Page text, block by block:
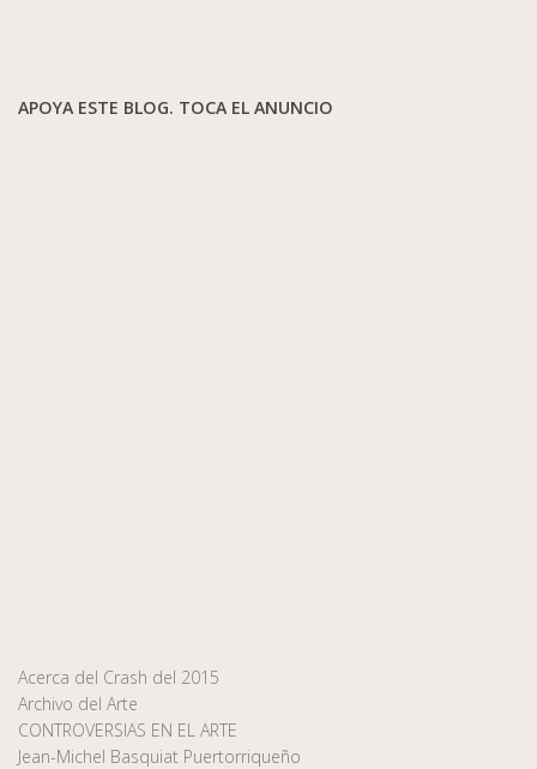
APOYA ESTE BLOG. TOCA EL ANUNCIO
Acerca del Crash del 2015
Archivo del Arte
CONTROVERSIAS EN EL ARTE
Jean-Michel Basquiat Puertorriqueño